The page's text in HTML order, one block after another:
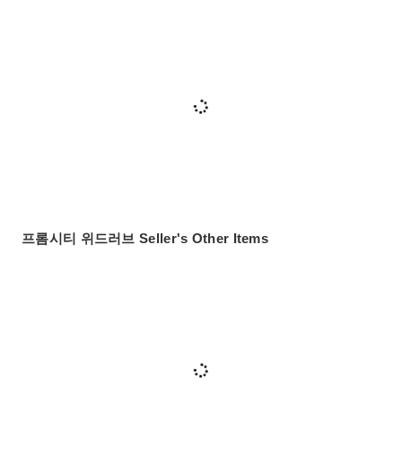
프롬시티 위드러브 Seller's Other Items